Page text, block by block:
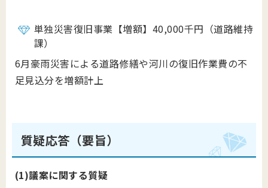
単独災害復旧事業【増額】40,000千円（道路維持
課）
6月豪雨災害による道路修繕や河川の復旧作業費の不
足見込分を増額計上
質疑応答（要旨）
(1)議案に関する質疑